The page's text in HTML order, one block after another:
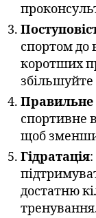
спортом до
коротших
збільшуйте
Правильне
спортивне
щоб
Гідратація
достатню